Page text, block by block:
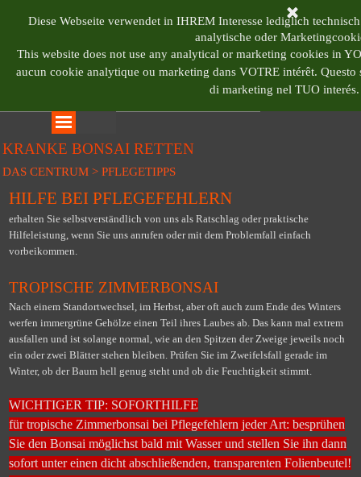
Diese Webseite verwendet in IHREM Interesse lediglich
analytische oder
This website does not use any analytical or marketing cookies in
aucun cookie analytique ou marketing dans VOTRE intérêt. Questo
di marketing nel TUO interés.
BONSAI CENTRUM
Menü überspringen
KRANKE BONSAI RETTEN
DAS CENTRUM > PFLEGETIPPS
HILFE BEI PFLEGEFEHLERN
erhalten Sie selbstverständlich von uns als Ratschlag oder praktische
Hilfeleistung, wenn Sie uns anrufen oder mit dem Problemfall einfach
vorbeikommen.
TROPISCHE ZIMMERBONSAI
Nach einem Standortwechsel, im Herbst, aber oft auch zum Ende des Winters
werfen immergrüne Gehölze einen Teil ihres Laubes ab. Das kann mal extrem
ausfallen und ist solange normal, wie an den Spitzen der Zweige jeweils noch
ein oder zwei Blätter stehen bleiben. Prüfen Sie im Zweifelsfall gerade im
Winter, ob der Baum hell genug steht und ob die Feuchtigkeit stimmt.
WICHTIGER TIP: SOFORTHILFE
für tropische Zimmerbonsai bei Pflegefehlern jeder Art: besprühen
Sie den Bonsai möglichst bald mit Wasser und stellen Sie ihn dann
sofort unter einen dicht abschließenden, transparenten Folienbeutel!